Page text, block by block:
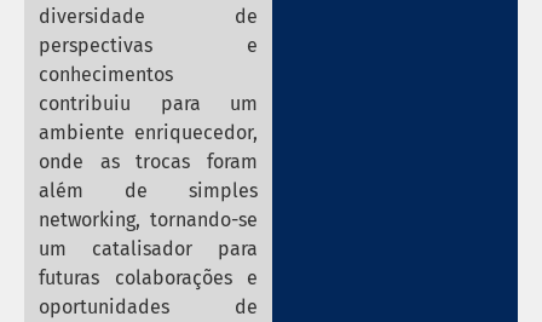
diversidade de
perspectivas e
conhecimentos
contribuiu para um
ambiente enriquecedor,
onde as trocas foram
além de simples
networking, tornando-se
um catalisador para
futuras colaborações e
oportunidades de